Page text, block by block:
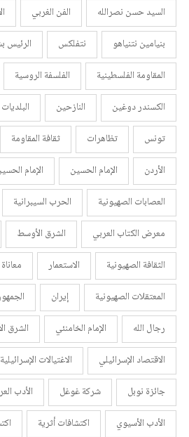
السيد حسن نصرالله
الفن الغربي
بنيامين نتنياهو
نتفلكس
الرئيس
المقاومة الفلسطينية
الفلسفة الروسية
الكسندر دوغين
النازحين البلديات
تونس
تظاهرات ثقافة المقاومة
الأردن
الإمام الحسين الإمام
العصابات الصهيونية
الحرب السيبرانية
معرض الكتاب العربي
الشرق الأوسط
الثقافة الصهيونية
الاستعمار
المعتقلات الصهيونية
إيران
رجال الله
الإمام الخامنئي الشرق
الاقتصاد الإسرائيلي
الاغتيالات الإسرائيلية
جائزة نوبل
شركة غوغل الأدب
الأدب الأسيوي
اكتشافات أثرية